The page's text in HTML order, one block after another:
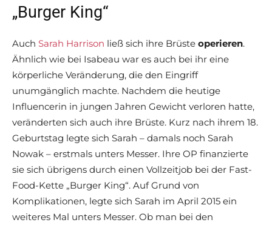
„Burger King“
Auch Sarah Harrison ließ sich ihre Brüste operieren.
Ähnlich wie bei Isabeau war es auch bei ihr eine
körperliche Veränderung, die den Eingriff
unumgänglich machte. Nachdem die heutige
Influencerin in jungen Jahren Gewicht verloren hatte,
veränderten sich auch ihre Brüste. Kurz nach ihrem 18.
Geburtstag legte sich Sarah – damals noch Sarah
Nowak – erstmals unters Messer. Ihre OP finanzierte
sie sich übrigens durch einen Vollzeitjob bei der Fast-
Food-Kette „Burger King“. Auf Grund von
Komplikationen, legte sich Sarah im April 2015 ein
weiteres Mal unters Messer. Ob man bei den